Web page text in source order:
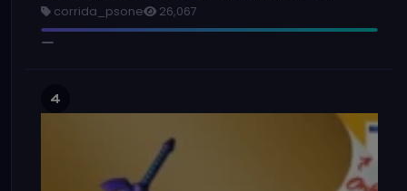
corrida_psone 26,067
4